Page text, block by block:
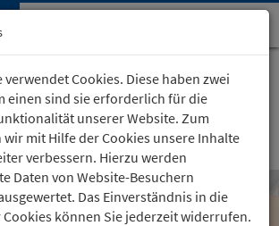
(0221) 36 757 24
verwendet Cookies. Diese haben zwei
einen sind sie erforderlich für die
unserer Website. Zum
mit Hilfe der Cookies unsere Inhalte
verbessern. Hierzu werden
Daten von Website-Besuchern
Das Einverständnis in die
können Sie jederzeit widerrufen.